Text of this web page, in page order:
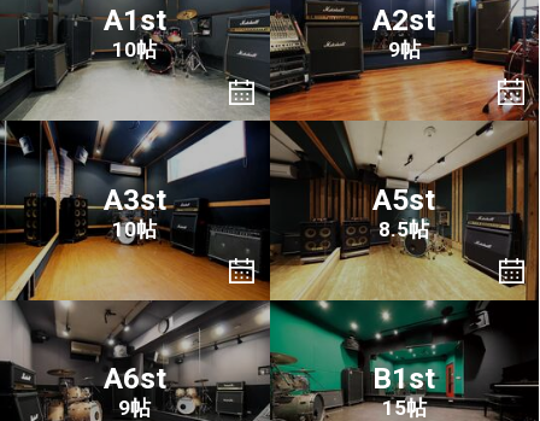
A1st
10帖
A2st
9帖
A3st
10帖
A5st
8.5帖
A6st
9帖
B1st
15帖